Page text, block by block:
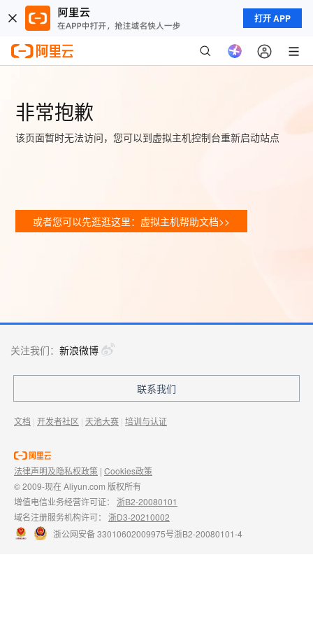
打开 APP
非常抱歉
该页面暂时无法访问，您可以到虚拟主机控制台重新启动站点
或者您可以先逛逛这里：虚拟主机帮助文档>>